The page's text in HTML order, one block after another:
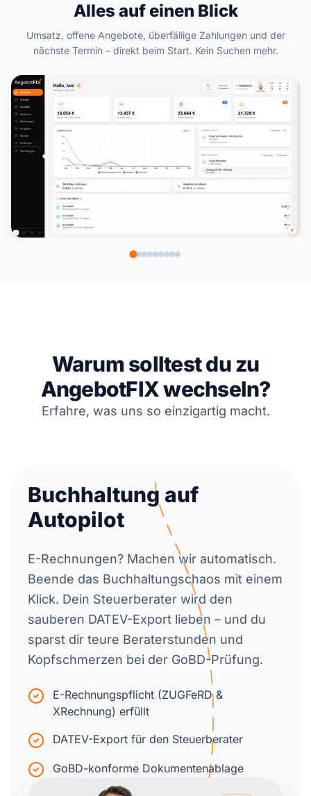
Alles auf einen Blick
Umsatz, offene Angebote, überfällige Zahlungen und der
nächste Termin – direkt beim Start. Kein Suchen mehr.
Warum solltest du zu
AngebotFIX wechseln?
Erfahre, was uns so einzigartig macht.
Buchhaltung auf
Autopilot
E-Rechnungen? Machen wir automatisch.
Beende das Buchhaltungschaos mit einem
Klick. Dein Steuerberater wird den
sauberen DATEV-Export lieben – und du
sparst dir teure Beraterstunden und
Kopfschmerzen bei der GoBD-Prüfung.
E-Rechnungspflicht (ZUGFeRD &
XRechnung) erfüllt
DATEV-Export für den Steuerberater
GoBD-konforme Dokumentenablage